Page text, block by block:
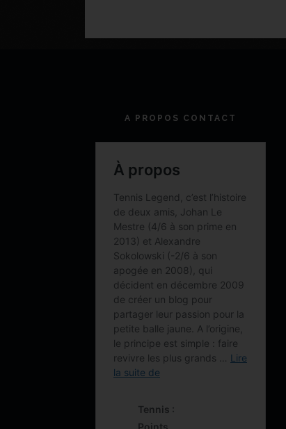
A PROPOS CONTACT